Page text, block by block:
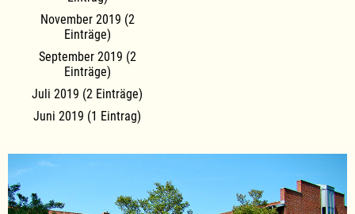
November 2019 (2
Einträge)
September 2019 (2
Einträge)
Juli 2019 (2 Einträge)
Juni 2019 (1 Eintrag)